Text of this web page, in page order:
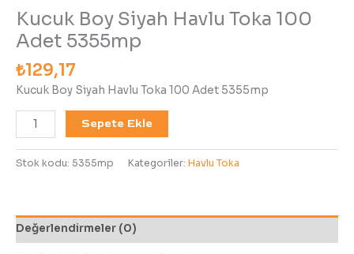
Kucuk Boy Siyah Havlu Toka 100
Adet 5355mp
₺129,17
Kucuk Boy Siyah Havlu Toka 100 Adet 5355mp
Sepete Ekle
Stok kodu: 5355mp Kategoriler: Havlu Toka
Değerlendirmeler (0)